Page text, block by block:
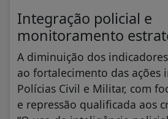
Integração policial e
monitoramento
A diminuição dos
ao fortalecimento das ações
Polícias Civil e Militar, com
e repressão qualificada aos